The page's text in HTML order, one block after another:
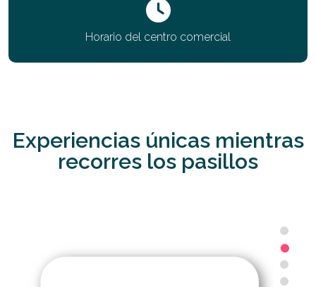
Horario del centro comercial
Experiencias únicas mientras
recorres los pasillos